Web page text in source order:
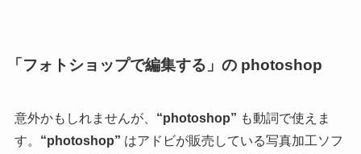
「フォトショップで編集する」の photoshop
意外かもしれませんが、 “photoshop” も動詞で使えま
す。 “photoshop” はアドビが販売している写真加工ソフ